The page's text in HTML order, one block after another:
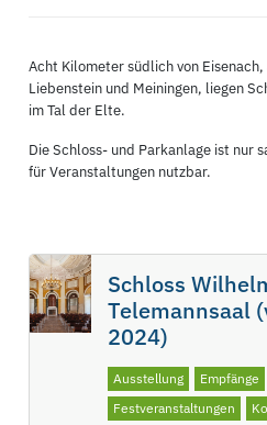
Acht Kilometer südlich von
Liebenstein und Meiningen, liegen
im Tal der Elte.
Die Schloss- und Parkanlage ist nur
für Veranstaltungen nutzbar.
Schloss
Telemannsaal
2024)
Ausstellung Empfänge
Festveranstaltungen